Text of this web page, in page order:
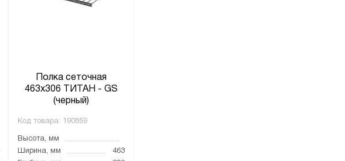
Полка сеточная
463х306 ТИТАН - GS
(черный)
Код товара: 190859
Высота, мм
Ширина, мм
463